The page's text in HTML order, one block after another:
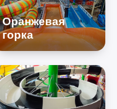
Оранжевая
горка